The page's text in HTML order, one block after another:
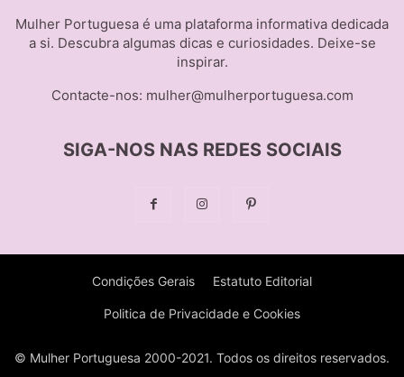
Mulher Portuguesa é uma plataforma informativa dedicada
a si. Descubra algumas dicas e curiosidades. Deixe-se
inspirar.
Contacte-nos: mulher@mulherportuguesa.com
SIGA-NOS NAS REDES SOCIAIS
Condições Gerais Estatuto Editorial
Politica de Privacidade e Cookies
© Mulher Portuguesa 2000-2021. Todos os direitos reservados.